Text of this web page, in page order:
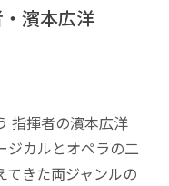
・濱本広洋
指揮者の濱本広洋
ジカルとオペラの二
てきた両ジャンルの